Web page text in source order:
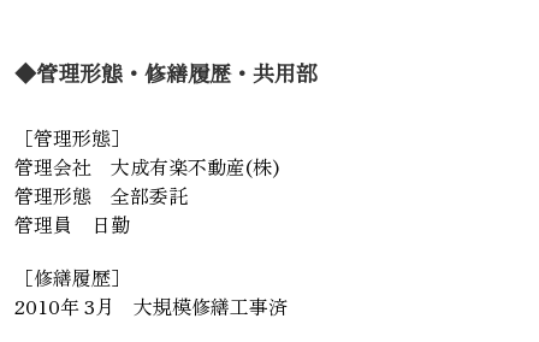
◆管理形態・修繕履歴・共用部
［管理形態］
管理会社 大成有楽不動産(株)
管理形態 全部委託
管理員 日勤
［修繕履歴］
2010年 3月 大規模修繕工事済